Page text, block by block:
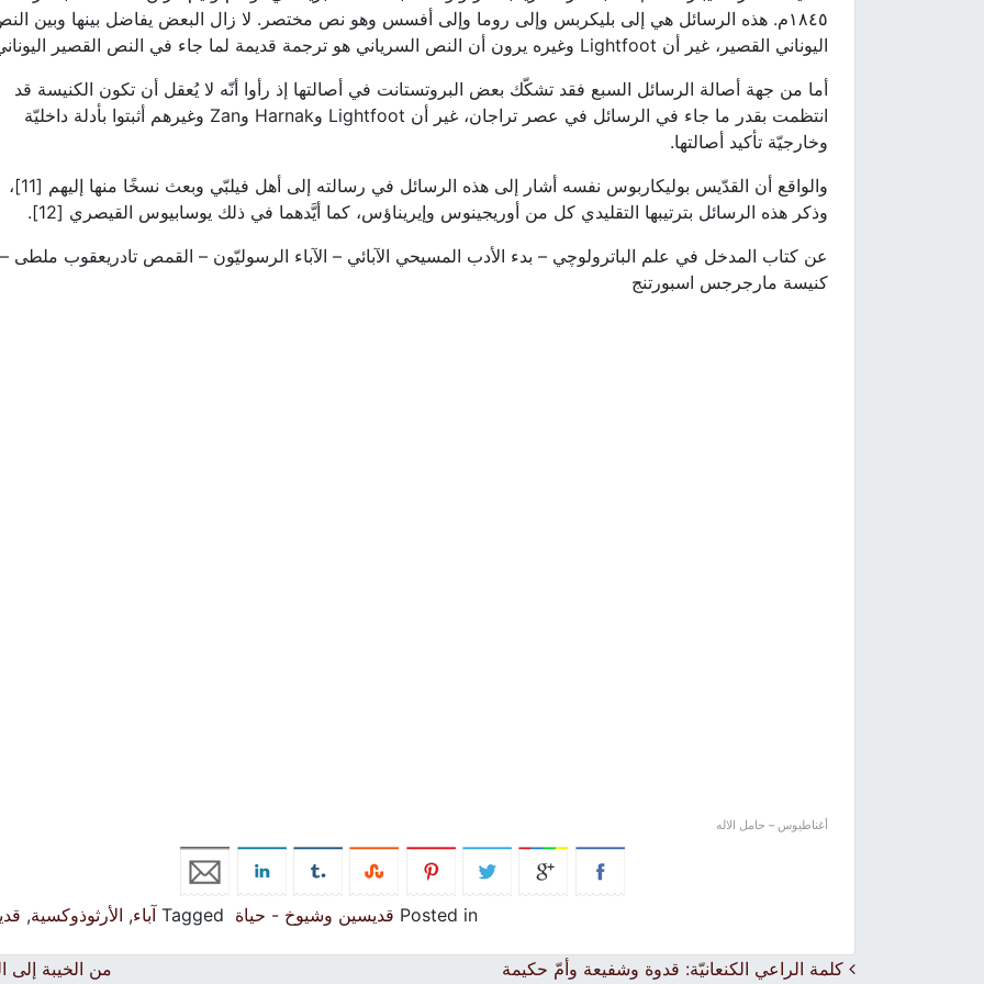
١٨٤٥م. هذه الرسائل هي إلى بليكربس وإلى روما وإلى أفسس وهو نص مختصر. لا زال البعض يفاضل بينها وبين
اليوناني القصير، غير أن Lightfoot وغيره يرون أن النص السرياني هو ترجمة قديمة لما جاء في النص القصير اليوناني.
أما من جهة أصالة الرسائل السبع فقد تشكّك بعض البروتستانت في أصالتها إذ رأوا أنّه لا يُعقل أن تكون الكنيسة قد
انتظمت بقدر ما جاء في الرسائل في عصر تراجان، غير أن Lightfoot وHarnak وZan وغيرهم أثبتوا بأدلة داخليّة
وخارجيّة تأكيد أصالتها.
والواقع أن القدّيس بوليكاربوس نفسه أشار إلى هذه الرسائل في رسالته إلى أهل فيلبّي وبعث نسخًا منها إليهم [11]،
وذكر هذه الرسائل بترتيبها التقليدي كل من أوريجينوس وإيريناؤس، كما أيَّدهما في ذلك يوسابيوس القيصري [12].
عن كتاب المدخل في علم الباترولوچي – بدء الأدب المسيحي الآبائي – الآباء الرسوليّون – القمص تادريعقوب ملطى –
كنيسة مارجرجس اسبورتنج
أغناطيوس – حامل الاله
Posted in قديسين وشيوخ - حياة Tagged آباء, الأرثوذوكسية,
Post navigation
كلمة الراعي الكنعانيّة: قدوة وشفيعة وأمّ حكيمة من الخيبة إلى